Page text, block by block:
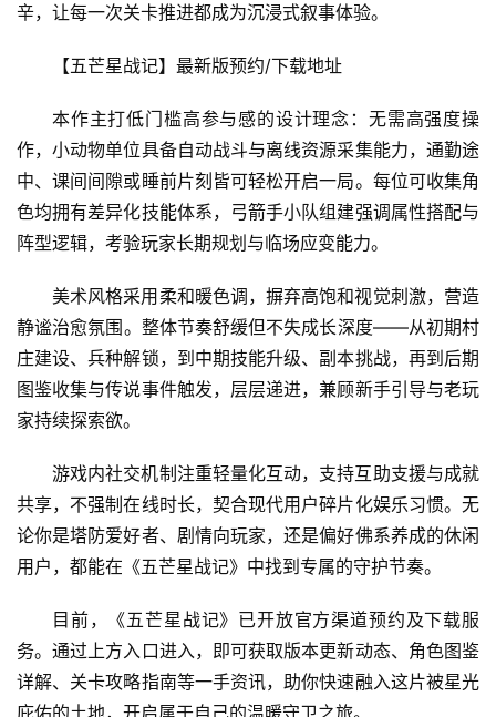
辛，让每一次关卡推进都成为沉浸式叙事体验。
【五芒星战记】最新版预约/下载地址
本作主打低门槛高参与感的设计理念：无需高强度操
作，小动物单位具备自动战斗与离线资源采集能力，通勤途
中、课间间隙或睡前片刻皆可轻松开启一局。每位可收集角
色均拥有差异化技能体系，弓箭手小队组建强调属性搭配与
阵型逻辑，考验玩家长期规划与临场应变能力。
美术风格采用柔和暖色调，摒弃高饱和视觉刺激，营造
静谧治愈氛围。整体节奏舒缓但不失成长深度——从初期村
庄建设、兵种解锁，到中期技能升级、副本挑战，再到后期
图鉴收集与传说事件触发，层层递进，兼顾新手引导与老玩
家持续探索欲。
游戏内社交机制注重轻量化互动，支持互助支援与成就
共享，不强制在线时长，契合现代用户碎片化娱乐习惯。无
论你是塔防爱好者、剧情向玩家，还是偏好佛系养成的休闲
用户，都能在《五芒星战记》中找到专属的守护节奏。
目前，《五芒星战记》已开放官方渠道预约及下载服
务。通过上方入口进入，即可获取版本更新动态、角色图鉴
详解、关卡攻略指南等一手资讯，助你快速融入这片被星光